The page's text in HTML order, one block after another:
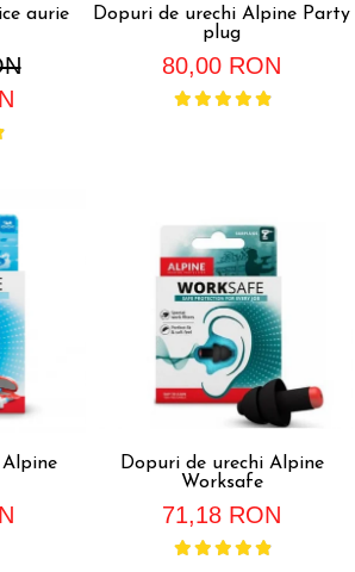
aurie
Dopuri de urechi Alpine Party
plug
80,00 RON
Dopuri de urechi Alpine
Worksafe
71,18 RON